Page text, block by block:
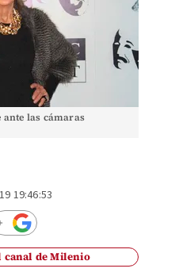
ante las cámaras
19:46:53
canal de Milenio